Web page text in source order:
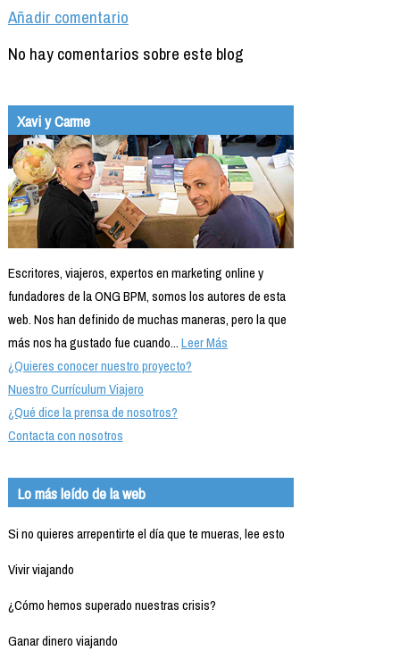
Añadir comentario
No hay comentarios sobre este blog
Xavi y Carme
Escritores, viajeros, expertos en marketing online y
fundadores de la ONG BPM, somos los autores de esta
web. Nos han definido de muchas maneras, pero la que
más nos ha gustado fue cuando...Leer Más
¿Quieres conocer nuestro proyecto?
Nuestro Currículum Viajero
¿Qué dice la prensa de nosotros?
Contacta con nosotros
Lo más leído de la web
Si no quieres arrepentirte el día que te mueras, lee esto
Vivir viajando
¿Cómo hemos superado nuestras crisis?
Ganar dinero viajando